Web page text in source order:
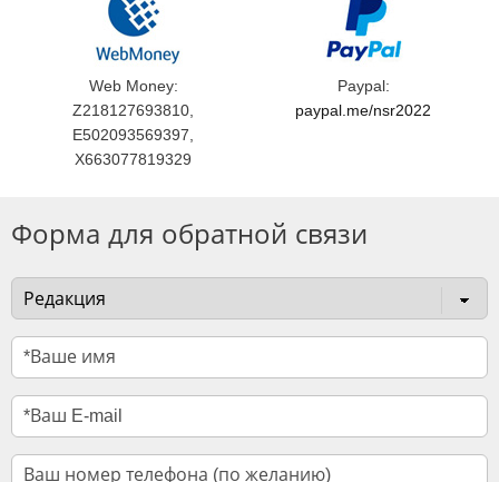
Web Money:
Z218127693810,
E502093569397,
X663077819329
Paypal:
paypal.me/nsr2022
Форма для обратной связи